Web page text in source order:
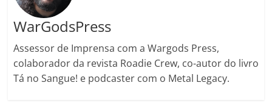
WarGodsPress
Assessor de Imprensa com a Wargods Press,
colaborador da revista Roadie Crew, co-autor do livro
Tá no Sangue! e podcaster com o Metal Legacy.